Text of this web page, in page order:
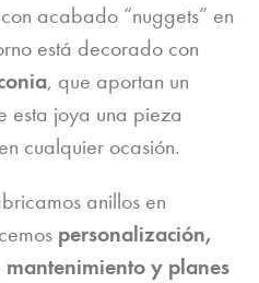
acabado “nuggets” en
está decorado con
, que aportan un
esta joya una pieza
cualquier ocasión.
anillos en
personalización,
y planes